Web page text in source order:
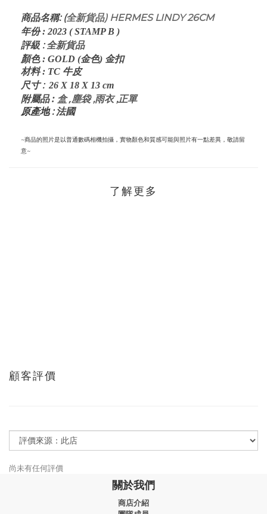
商品名稱: (全新貨品) HERMES LINDY 26CM
年份: 2023 ( STAMP B )
評級 :全新貨品
顏色: GOLD (金色) 金扣
材料: TC 牛皮
尺寸: 26 X 18 X 13 cm
附屬品: 盒 ,塵袋 ,雨衣 ,正單
原產地 : 法國
~商品的照片是以普通數碼相機拍攝，實物顏色和質感可能與照片有一點差異，敬請留
意~
了解更多
顧客評價
尚未有任何評價
關於我們
商店介紹